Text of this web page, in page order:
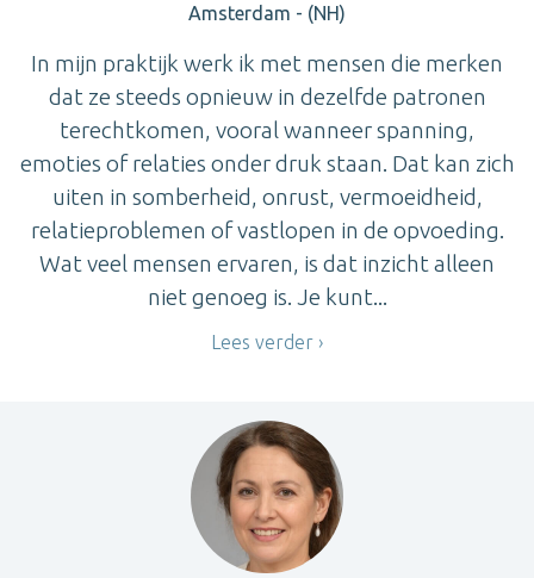
Amsterdam - (NH)
In mijn praktijk werk ik met mensen die merken
dat ze steeds opnieuw in dezelfde patronen
terechtkomen, vooral wanneer spanning,
emoties of relaties onder druk staan. Dat kan zich
uiten in somberheid, onrust, vermoeidheid,
relatieproblemen of vastlopen in de opvoeding.
Wat veel mensen ervaren, is dat inzicht alleen
niet genoeg is. Je kunt...
Lees verder